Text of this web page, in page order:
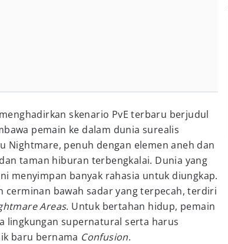
skenario PvE terbaru berjudul
pemain ke dalam dunia surealis
Nightmare, penuh dengan elemen aneh dan
taman hiburan terbengkalai. Dunia yang
menyimpan banyak rahasia untuk diungkap.
cerminan bawah sadar yang terpecah, terdiri
Areas. Untuk bertahan hidup, pemain
lingkungan supernatural serta harus
baru bernama Confusion.